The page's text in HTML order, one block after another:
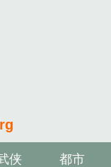
侠 都市